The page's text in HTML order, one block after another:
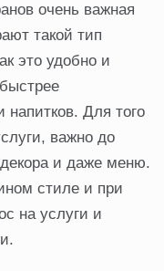
очень важная
такой тип
это удобно и
Для того
важно до
и даже меню.
стиле и при
на услуги и